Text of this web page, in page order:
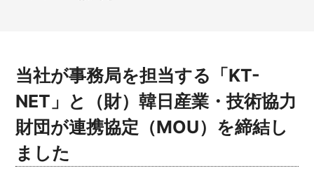
当社が事務局を担当する「KT-
NET」と（財）韓日産業・技術協力
財団が連携協定（MOU）を締結し
ました